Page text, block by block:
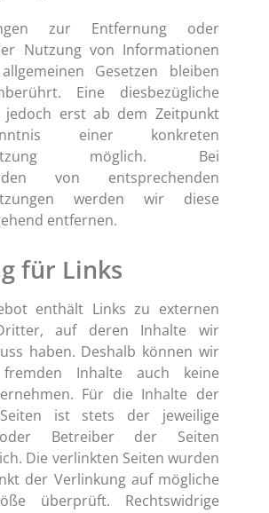
zur Entfernung oder
Nutzung von Informationen
Gesetzen bleiben
Eine diesbezügliche
jedoch erst ab dem Zeitpunkt
einer konkreten
möglich. Bei
von entsprechenden
werden wir diese
entfernen.
für Links
enthält Links zu externen
auf deren Inhalte wir
haben. Deshalb können wir
Inhalte auch keine
Für die Inhalte der
ist stets der jeweilige
Betreiber der Seiten
Die verlinkten Seiten wurden
der Verlinkung auf mögliche
überprüft. Rechtswidrige